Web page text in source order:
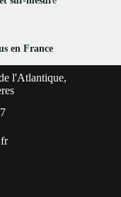
en France
l'Atlantique,